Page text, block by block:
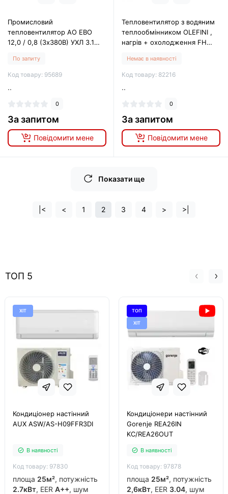
Промисловий
тепловентилятор АО ЕВО
12,0 / 0,8 (3х380В) УХЛ 3.1
По запиту
Код товару: 95689
..
0
За запитом
Повідомити мене
Тепловентилятор з водяним
теплообмінником OLEFINI ,
нагрів + охолодження FH
Немає в наявності
Код товару: 82216
..
0
За запитом
Повідомити мене
Показати ще
|< < 1 2 3 4 > >|
ТОП 5
ХІТ
Кондиціонер настінний
AUX ASW/AS-H09FFR3DI
В наявності
Код товару: 97830
площа 25м², потужність
2.7кВт, EER A++, шум
ТОП
ХІТ
Кондиціонери настінний
Gorenje REA26IN
KC/REA26OUT
В наявності
Код товару: 97878
площа 25м², потужність
2,6кВт, EER 3.04, шум